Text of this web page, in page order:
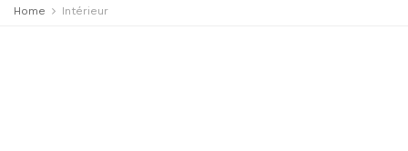
Home Intérieur